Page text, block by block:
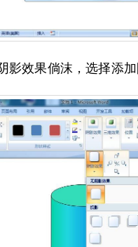
影效果倘沫，选择添加